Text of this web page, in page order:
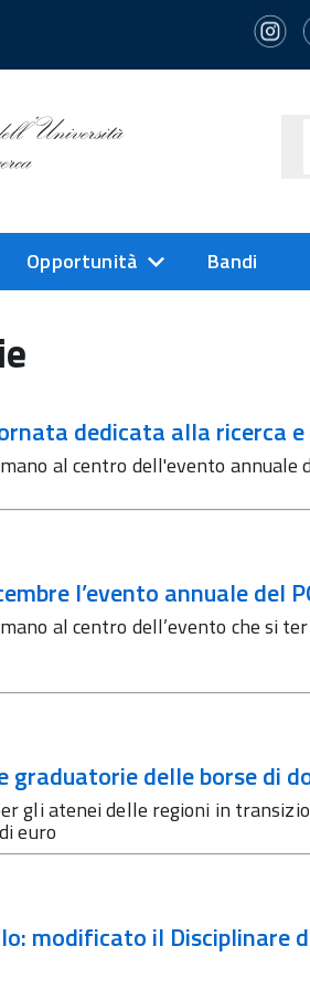
Opportunità Bandi
dedicata alla ricerca
al centro dell'evento annuale
l’evento annuale del
al centro dell’evento che si
delle borse di
gli atenei delle regioni in
euro
modificato il Disciplinare